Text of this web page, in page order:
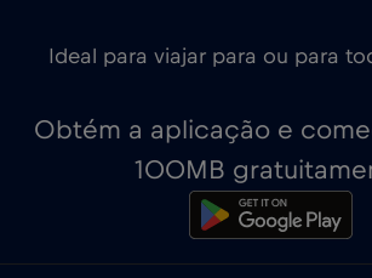
Ideal para viajar para ou para
Obtém a aplicação e
100MB